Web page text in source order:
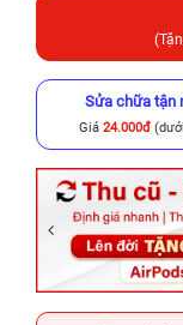
Sửa chữa tận
Giá 24.000đ